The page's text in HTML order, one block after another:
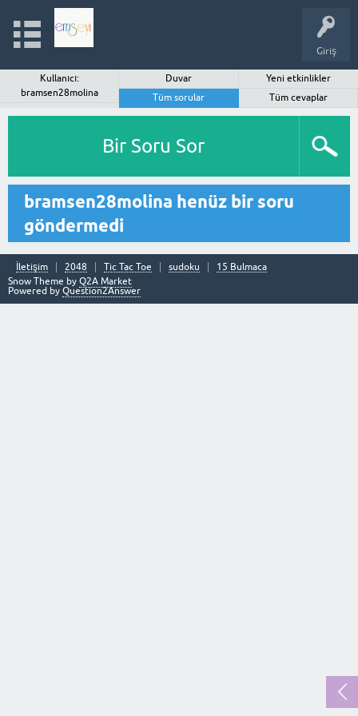
Giriş
Kullanıcı:
bramsen28molina
Duvar
Yeni etkinlikler
Tüm sorular
Tüm cevaplar
Bir Soru Sor
bramsen28molina henüz bir soru
göndermedi
İletişim 2048 Tic Tac Toe sudoku
15 Bulmaca
Snow Theme by Q2A Market
Powered by Question2Answer